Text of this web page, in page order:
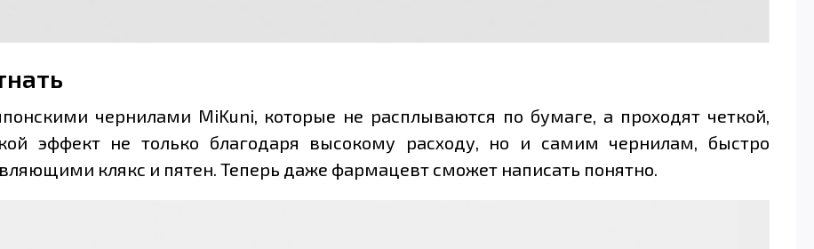
чернилами MiKuni, которые не расплываются по бумаге, а проходят четкой,
эффект не только благодаря высокому расходу, но и самим чернилам, быстро
клякс и пятен. Теперь даже фармацевт сможет написать понятно.